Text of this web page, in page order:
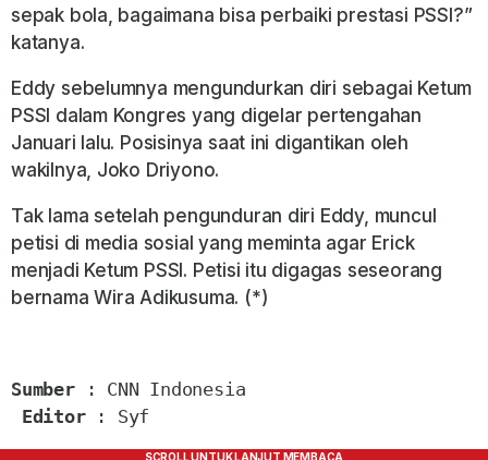
sepak bola, bagaimana bisa perbaiki prestasi PSSI?”
katanya.
Eddy sebelumnya mengundurkan diri sebagai Ketum
PSSI dalam Kongres yang digelar pertengahan
Januari lalu. Posisinya saat ini digantikan oleh
wakilnya, Joko Driyono.
Tak lama setelah pengunduran diri Eddy, muncul
petisi di media sosial yang meminta agar Erick
menjadi Ketum PSSI. Petisi itu digagas seseorang
bernama Wira Adikusuma. (*)
Sumber : CNN Indonesia
Editor : Syf